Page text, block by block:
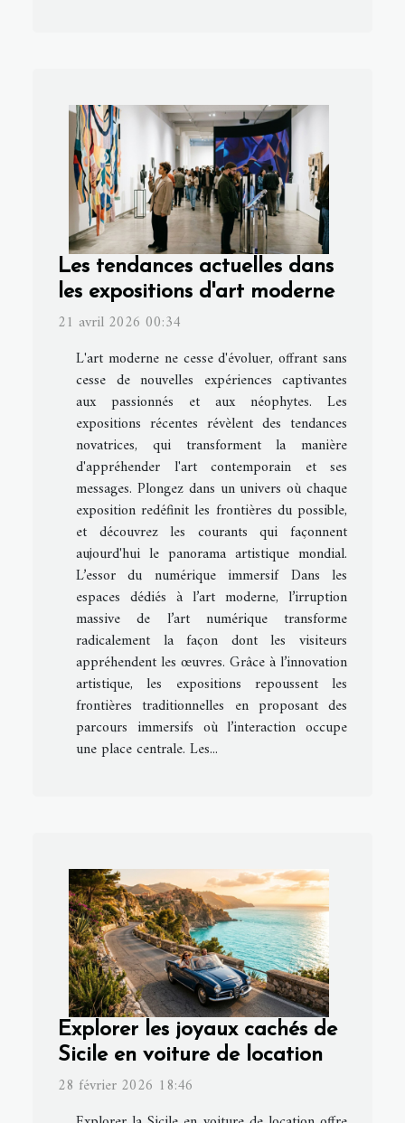
Les tendances actuelles dans
les expositions d'art moderne
21 avril 2026 00:34
L'art moderne ne cesse d'évoluer, offrant sans
cesse de nouvelles expériences captivantes
aux passionnés et aux néophytes. Les
expositions récentes révèlent des tendances
novatrices, qui transforment la manière
d'appréhender l'art contemporain et ses
messages. Plongez dans un univers où chaque
exposition redéfinit les frontières du possible,
et découvrez les courants qui façonnent
aujourd'hui le panorama artistique mondial.
L’essor du numérique immersif Dans les
espaces dédiés à l’art moderne, l’irruption
massive de l’art numérique transforme
radicalement la façon dont les visiteurs
appréhendent les œuvres. Grâce à l’innovation
artistique, les expositions repoussent les
frontières traditionnelles en proposant des
parcours immersifs où l’interaction occupe
une place centrale. Les...
Explorer les joyaux cachés de
Sicile en voiture de location
28 février 2026 18:46